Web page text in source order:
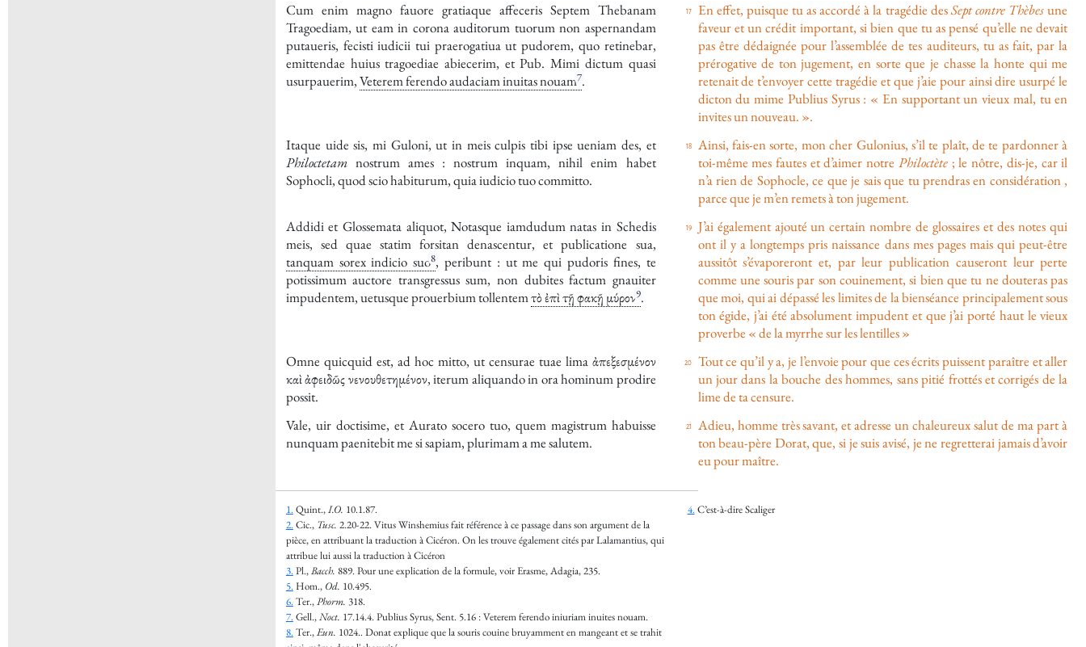
Cum enim magno fauore gratiaque affeceris Septem Thebanam
Tragoediam, ut eam in corona auditorum tuorum non aspernandam
putaueris, fecisti iudicii tui praerogatiua ut pudorem, quo retinebar,
emittendae huius tragoediae abiecerim, etPub. Mimi dictum quasi
usurpauerim,Veterem ferendo audaciam inuitas nouam7.
En effet, puisque tu as accordé à la tragédie desSept contre Thèbesune
faveur et un crédit important, si bien que tu as pensé qu’elle ne devait
pas être dédaignée pour l’assemblée de tes auditeurs, tu as fait, par la
prérogative de ton jugement, en sorte que je chasse la honte qui me
retenait de t’envoyer cette tragédie et que j’aie pour ainsi dire usurpé le
dicton du mime Publius Syrus : « En supportant un vieux mal, tu en
invites un nouveau. ».
Itaque uide sis, mi Guloni, ut in meis culpis tibi ipse ueniam des, et
Philoctetamnostrum ames : nostrum inquam, nihil enim habet
Sophocli, quod scio habiturum, quia iudicio tuo committo.
Ainsi, fais-en sorte, mon cher Gulonius, s’il te plaît, de te pardonner à
toi-même mes fautes et d’aimer notre Philoctète; le nôtre, dis-je, car il
n’a rien de Sophocle, ce que je sais que tu prendras en considération ,
parce que je m’en remets à ton jugement.
Addidi et Glossemata aliquot, Notasque iamdudum natas in Schedis
meis, sed quae statim forsitan denascentur, et publicatione sua,
tanquam sorex indicio suo8, peribunt : ut me qui pudoris fines, te
potissimum auctore transgressus sum, non dubites factum gnauiter
impudentem, uetusque prouerbium tollentemτὸ ἐπὶ τῇ φακῇ μύρον9.
J’ai également ajouté un certain nombre de glossaires et des notes qui
ont il y a longtemps pris naissance dans mes pages mais qui peut-être
aussitôt s’évaporeront et, par leur publication causeront leur perte
comme une souris par son couinement, si bien que tu ne douteras pas
que moi, qui ai dépassé les limites de la bienséance principalement sous
ton égide, j’ai été absolument impudent et que j’ai porté haut le vieux
proverbe « de la myrrhe sur les lentilles »
Omne quicquid est, ad hoc mitto, ut censurae tuae lima ἀπεξεσμένον
καὶ ἀφειδῶς νενουθετημένον, iterum aliquando in ora hominum prodire
possit.
Tout ce qu’il y a, je l’envoie pour que ces écrits puissent paraître et aller
un jour dans la bouche des hommes, sans pitié frottés et corrigés de la
lime de ta censure.
Vale, uir doctisime, et Auratosocero tuo, quem magistrum habuisse
nunquam paenitebit me si sapiam, plurimam a me salutem.
Adieu, homme très savant, et adresse un chaleureux salut de ma part à
ton beau-père Dorat, que, si je suis avisé, je ne regretterai jamais d’avoir
eu pour maître.
1.Quint.,I.O. 10.1.87.
2.Cic., Tusc. 2.20-22. Vitus Winshemius fait référence à ce passage dans son argument de la
pièce, en attribuant la traduction à Cicéron. On les trouve également cités par Lalamantius, qui
attribue lui aussi la traduction à Cicéron
3.Pl.,Bacch. 889. Pour une explication de la formule, voir Erasme, Adagia, 235.
5.Hom., Od. 10.495.
6.Ter.,Phorm. 318.
7.Gell.,Noct. 17.14.4. Publius Syrus, Sent. 5.16 : Veterem ferendo iniuriam inuites nouam.
8.Ter.,Eun. 1024.. Donat explique que la souris couine bruyamment en mangeant et se trahit
4.C’est-à-dire Scaliger